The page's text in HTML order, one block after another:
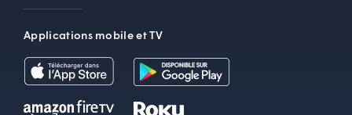
Applications mobile et TV